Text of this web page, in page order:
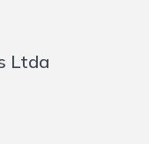
Ltda